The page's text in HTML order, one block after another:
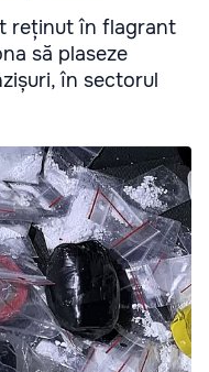
reținut în flagrant
să plaseze
în sectorul